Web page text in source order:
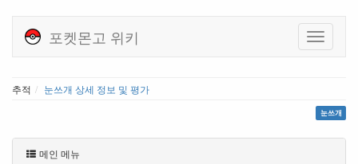
포켓몬고 위키
추적 눈쓰개 상세 정보 및 평가
눈쓰개
메인 메뉴